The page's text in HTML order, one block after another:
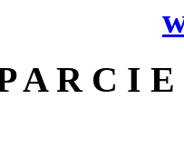
A R C I E